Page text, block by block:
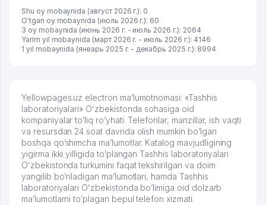
Shu oy mobaynida (август 2026 г.): 0
O'tgan oy mobaynida (июль 2026 г.): 60
3 oy mobaynida (июнь 2026 г. - июль 2026 г.): 2064
Yarim yil mobaynida (март 2026 г. - июль 2026 г.): 4146
1 yil mobaynida (январь 2025 г. - декабрь 2025 г.): 8994
Yellowpages.uz electron ma’lumotnomasi: «Tashhis
laboratoriyalari» Oʻzbekistonda sohasiga oid
kompaniyalar to’liq ro’yhati. Telefonlar, manzillar, ish vaqti
va resursdan 24 soat davrida olish mumkin bo’lgan
boshqa qo’shimcha ma’lumotlar. Katalog mavjudligining
yigirma ikki yilligida to’plangan Tashhis laboratoriyalari
Oʻzbekistonda turkumini faqat tekshirilgan va doim
yangilib bo’riladigan ma’lumotlari, hamda Tashhis
laboratoriyalari Oʻzbekistonda bo’limiga oid dolzarb
ma’lumotlarni to’plagan bepul telefon xizmati.